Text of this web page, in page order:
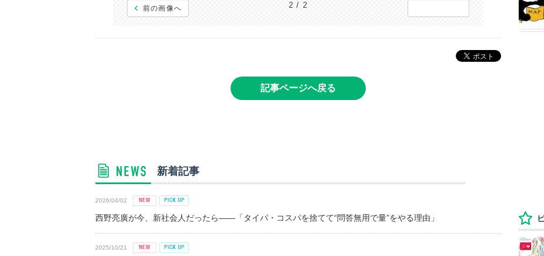
前の画像へ 2 / 2
記事ページへ戻る
新着記事
2026/04/02
西野亮廣が今、新社会人だったら――「タイパ・コスパを捨てて“問答無用で量”をやる理由」
2025/10/21